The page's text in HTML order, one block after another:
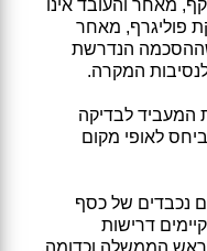
מאחר והעובד אינו
פוליגרף, מאחר
שההסכמה הנדרשת
המקרה.
המעביד לבדיקה
לאופי מקום
נכבדים של כסף
דרישות
ראש הממשלה וכדומה.